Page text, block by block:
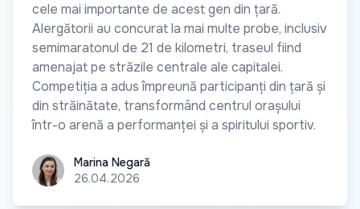
cele mai importante de acest gen din țară.
Alergătorii au concurat la mai multe probe, inclusiv
semimaratonul de 21 de kilometri, traseul fiind
amenajat pe străzile centrale ale capitalei.
Competiția a adus împreună participanți din țară și
din străinătate, transformând centrul orașului
într-o arenă a performanței și a spiritului sportiv.
Marina Negară
Marina Negară
26.04.2026